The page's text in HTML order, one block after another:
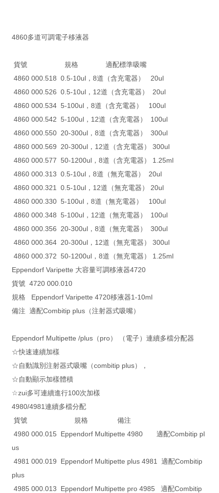
4860多道可調電子移液器
貨號 規格 適配標準吸嘴
4860 000.518 0.5-10ul，8道（含充電器） 20ul
4860 000.526 0.5-10ul，12道（含充電器） 20ul
4860 000.534 5-100ul，8道（含充電器） 100ul
4860 000.542 5-100ul，12道（含充電器） 100ul
4860 000.550 20-300ul，8道（含充電器） 300ul
4860 000.569 20-300ul，12道（含充電器） 300ul
4860 000.577 50-1200ul，8道（含充電器） 1.25ml
4860 000.313 0.5-10ul，8道（無充電器） 20ul
4860 000.321 0.5-10ul，12道（無充電器） 20ul
4860 000.330 5-100ul，8道（無充電器） 100ul
4860 000.348 5-100ul，12道（無充電器） 100ul
4860 000.356 20-300ul，8道（無充電器） 300ul
4860 000.364 20-300ul，12道（無充電器） 300ul
4860 000.372 50-1200ul，8道（無充電器） 1.25ml
Eppendorf Varipette 大容量可調移液器4720
貨號 4720 000.010
規格 Eppendorf Varipette 4720移液器1-10ml
備注 適配Combitip plus（注射器式吸嘴）
Eppendorf Multipette /plus（pro） （電子）連續多檔分配器
☆快速連續加樣
☆自動識別注射器式吸嘴（combitip plus），
☆自動顯示加樣體積
☆zui多可連續進行100次加樣
4980/4981連續多檔分配
貨號 規格 備注
4980 000.015 Eppendorf Multipette 4980 適配Combitip pl
us
4981 000.019 Eppendorf Multipette plus 4981 適配Combitip
plus
4985 000.013 Eppendorf Multipette pro 4985 適配Combitip